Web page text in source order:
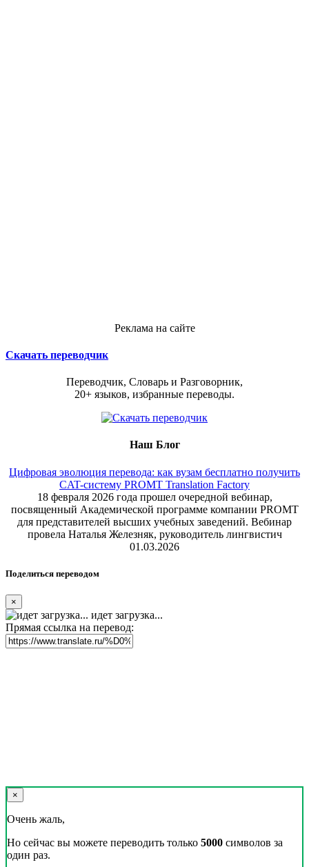
Реклама на сайте
Скачать переводчик
Переводчик, Словарь и Разговорник,
20+ языков, избранные переводы.
Наш Блог
Цифровая эволюция перевода: как вузам бесплатно получить
CAT-систему PROMT Translation Factory
18 февраля 2026 года прошел очередной вебинар,
посвященный Академической программе компании PROMT
для представителей высших учебных заведений. Вебинар
провела Наталья Железняк, руководитель лингвистич
01.03.2026
Поделиться переводом
×
идет загрузка...
Прямая ссылка на перевод:
×
Очень жаль,
Но сейчас вы можете переводить только 5000 символов за
один раз.